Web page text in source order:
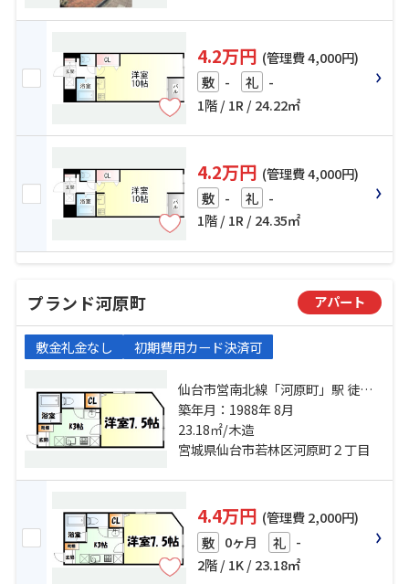
4.2万円 (管理費 4,000円)
敷 - 礼 -
1階 / 1R / 24.22㎡
4.2万円 (管理費 4,000円)
敷 - 礼 -
1階 / 1R / 24.35㎡
プランド河原町 アパート
敷金礼金なし 初期費用カード決済可
仙台市営南北線「河原町」駅 徒歩8
分 仙台市営南北線「長町一丁目」
駅 徒歩7分 東北本線「長町」駅 徒
歩18分
築年月：1988年 8月
23.18㎡/木造
宮城県仙台市若林区河原町２丁目
4.4万円 (管理費 2,000円)
敷 0ヶ月 礼 -
2階 / 1K / 23.18㎡